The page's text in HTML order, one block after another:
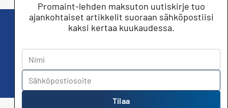
jäsenetujen lisäksi!
Promaint-lehden maksuton uutiskirje tuo
ajankohtaiset artikkelit suoraan sähköpostiisi
kaksi kertaa kuukaudessa.
Tilaa